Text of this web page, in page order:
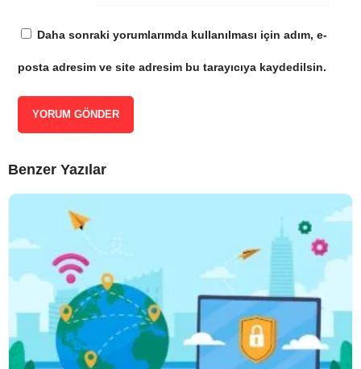
Daha sonraki yorumlarımda kullanılması için adım, e-
posta adresim ve site adresim bu tarayıcıya kaydedilsin.
Benzer Yazılar